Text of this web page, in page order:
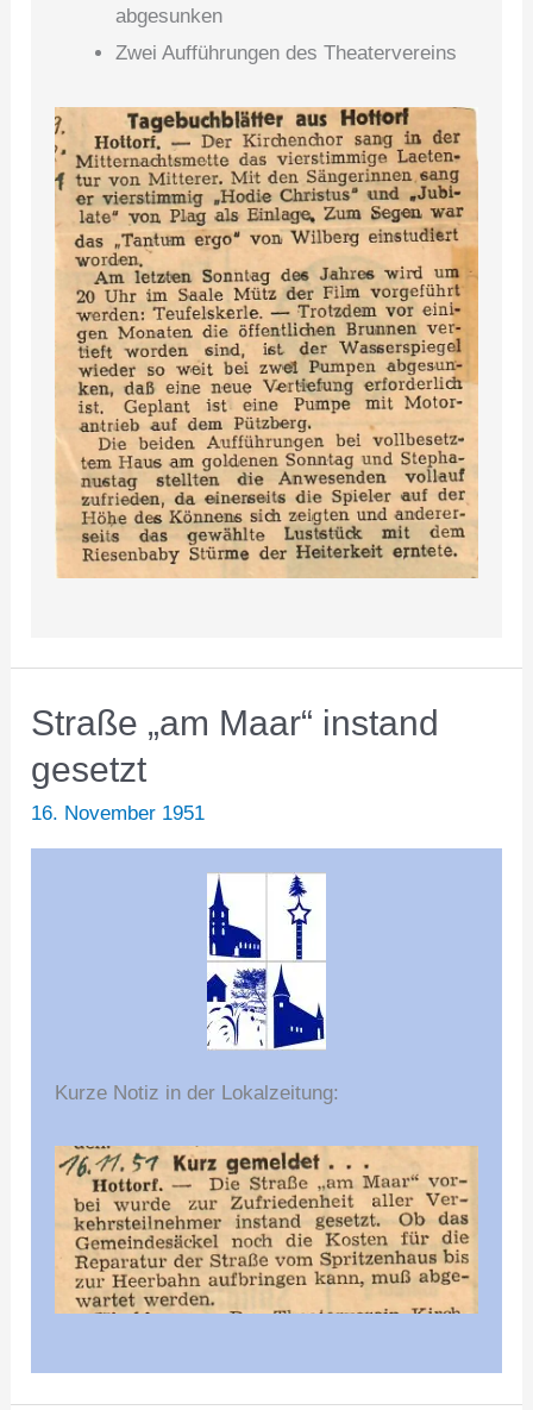
abgesunken
Zwei Aufführungen des Theatervereins
Straße „am Maar“ instand
gesetzt
16. November 1951
Kurze Notiz in der Lokalzeitung: